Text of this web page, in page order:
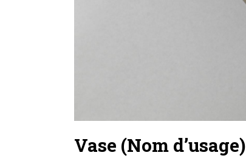
Vase (Nom d’usage)